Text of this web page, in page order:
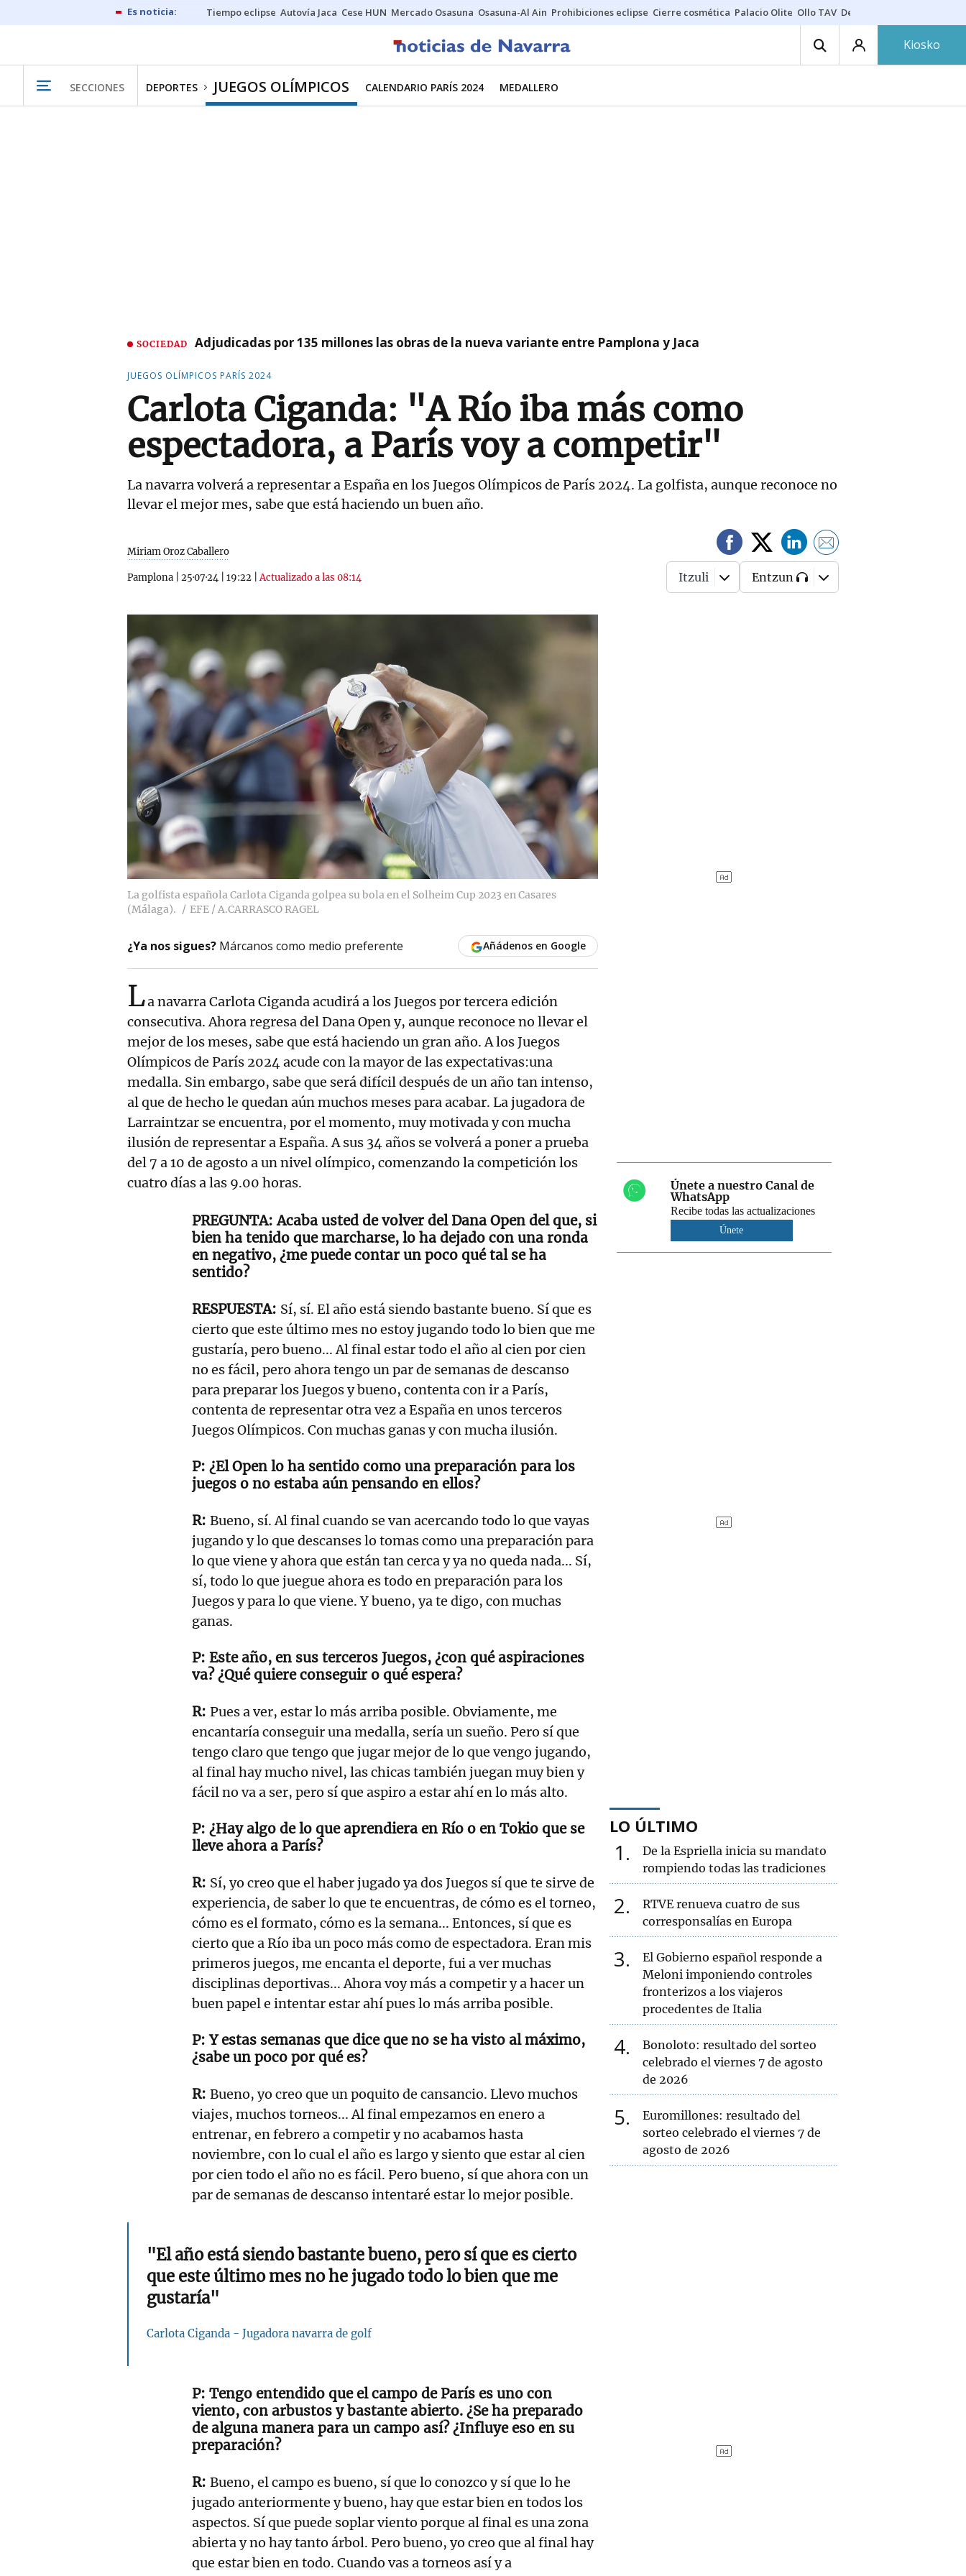
Tiempo eclipse Autovía Jaca Cese HUN Mercado Osasuna Osasuna-Al Ain Prohibiciones eclipse Cierre cosmética Palacio Olite Ollo TAV Derrama vecinos
Kiosko
SECCIONES DEPORTES JUEGOS OLÍMPICOS CALENDARIO PARÍS 2024 MEDALLERO
SOCIEDAD Adjudicadas por 135 millones las obras de la nueva variante entre Pamplona y Jaca
JUEGOS OLÍMPICOS PARÍS 2024
Carlota Ciganda: "A Río iba más como
espectadora, a París voy a competir"
La navarra volverá a representar a España en los Juegos Olímpicos de París 2024. La golfista, aunque reconoce no
llevar el mejor mes, sabe que está haciendo un buen año.
Miriam Oroz Caballero
Pamplona 25·07·24 19:22 |Actualizado a las 08:14 Itzuli Entzun
La golfista española Carlota Ciganda golpea su bola en el Solheim Cup 2023 en Casares
(Málaga).
EFE / A.CARRASCO RAGEL
¿Ya nos sigues? Márcanos como medio preferente Añádenos en Google
La navarra Carlota Ciganda acudirá a los Juegos por tercera edición
consecutiva. Ahora regresa del Dana Open y, aunque reconoce no llevar el
mejor de los meses, sabe que está haciendo un gran año. A los Juegos
Olímpicos de París 2024 acude con la mayor de las expectativas:una
medalla. Sin embargo, sabe que será difícil después de un año tan intenso,
al que de hecho le quedan aún muchos meses para acabar. La jugadora de
Larraintzar se encuentra, por el momento, muy motivada y con mucha
ilusión de representar a España. A sus 34 años se volverá a poner a prueba
del 7 a 10 de agosto a un nivel olímpico, comenzando la competición los
cuatro días a las 9.00 horas.
Acaba usted de volver del Dana Open del que, si
bien ha tenido que marcharse, lo ha dejado con una ronda
en negativo, ¿me puede contar un poco qué tal se ha
sentido?
Sí, sí. El año está siendo bastante bueno. Sí que es
cierto que este último mes no estoy jugando todo lo bien que me
gustaría, pero bueno... Al final estar todo el año al cien por cien
no es fácil, pero ahora tengo un par de semanas de descanso
para preparar los Juegos y bueno, contenta con ir a París,
contenta de representar otra vez a España en unos terceros
Juegos Olímpicos. Con muchas ganas y con mucha ilusión.
¿El Open lo ha sentido como una preparación para los
juegos o no estaba aún pensando en ellos?
Bueno, sí. Al final cuando se van acercando todo lo que vayas
jugando y lo que descanses lo tomas como una preparación para
lo que viene y ahora que están tan cerca y ya no queda nada... Sí,
sí, todo lo que juegue ahora es todo en preparación para los
Juegos y para lo que viene. Y bueno, ya te digo, con muchas
ganas.
Este año, en sus terceros Juegos, ¿con qué aspiraciones
va? ¿Qué quiere conseguir o qué espera?
Pues a ver, estar lo más arriba posible. Obviamente, me
encantaría conseguir una medalla, sería un sueño. Pero sí que
tengo claro que tengo que jugar mejor de lo que vengo jugando,
al final hay mucho nivel, las chicas también juegan muy bien y
fácil no va a ser, pero sí que aspiro a estar ahí en lo más alto.
¿Hay algo de lo que aprendiera en Río o en Tokio que se
lleve ahora a París?
Sí, yo creo que el haber jugado ya dos Juegos sí que te sirve de
experiencia, de saber lo que te encuentras, de cómo es el torneo,
cómo es el formato, cómo es la semana... Entonces, sí que es
cierto que a Río iba un poco más como de espectadora. Eran mis
primeros juegos, me encanta el deporte, fui a ver muchas
disciplinas deportivas... Ahora voy más a competir y a hacer un
buen papel e intentar estar ahí pues lo más arriba posible.
Y estas semanas que dice que no se ha visto al máximo,
¿sabe un poco por qué es?
Bueno, yo creo que un poquito de cansancio. Llevo muchos
viajes, muchos torneos... Al final empezamos en enero a
entrenar, en febrero a competir y no acabamos hasta
noviembre, con lo cual el año es largo y siento que estar al cien
por cien todo el año no es fácil. Pero bueno, sí que ahora con un
par de semanas de descanso intentaré estar lo mejor posible.
"El año está siendo bastante bueno, pero sí que es cierto
que este último mes no he jugado todo lo bien que me
gustaría"
Carlota Ciganda - Jugadora navarra de golf
Tengo entendido que el campo de París es uno con
viento, con arbustos y bastante abierto. ¿Se ha preparado
de alguna manera para un campo así? ¿Influye eso en su
preparación?
Bueno, el campo es bueno, sí que lo conozco y sí que lo he
jugado anteriormente y bueno, hay que estar bien en todos los
aspectos. Sí que puede soplar viento porque al final es una zona
abierta y no hay tanto árbol. Pero bueno, yo creo que al final hay
que estar bien en todo. Cuando vas a torneos así y a
Únete a nuestro Canal de
WhatsApp
Recibe todas las actualizaciones
Únete
LO ÚLTIMO
1
De la Espriella inicia su mandato
rompiendo todas las tradiciones
2
RTVE renueva cuatro de sus
corresponsalías en Europa
3
El Gobierno español responde a
Meloni imponiendo controles
fronterizos a los viajeros
procedentes de Italia
4
Bonoloto: resultado del sorteo
celebrado el viernes 7 de agosto
de 2026
5
Euromillones: resultado del
sorteo celebrado el viernes 7 de
agosto de 2026